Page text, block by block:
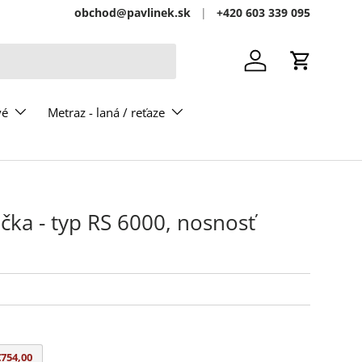
obchod@pavlinek.sk +420 603 339 095
Prihlásiť saKošík
Metraz - laná / reťaze
- typ RS 6000, nosnosť